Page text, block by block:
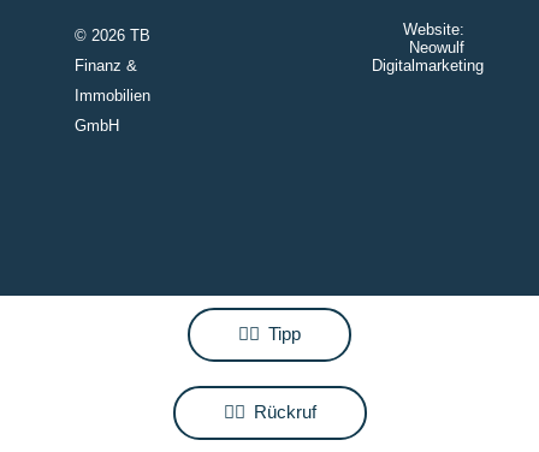
© 2026 TB
Finanz &
Immobilien
GmbH
Website:
Neowulf
Digitalmarketing
Tipp
Rückruf